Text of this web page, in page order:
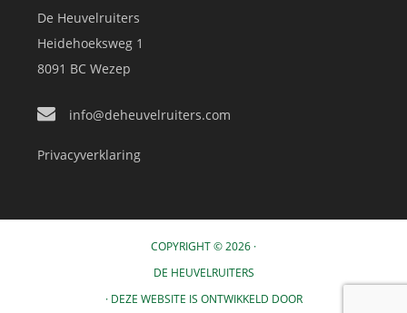
De Heuvelruiters
Heidehoeksweg 1
8091 BC Wezep
info@deheuvelruiters.com
Privacyverklaring
COPYRIGHT © 2026 ·
DE HEUVELRUITERS
· DEZE WEBSITE IS ONTWIKKELD DOOR